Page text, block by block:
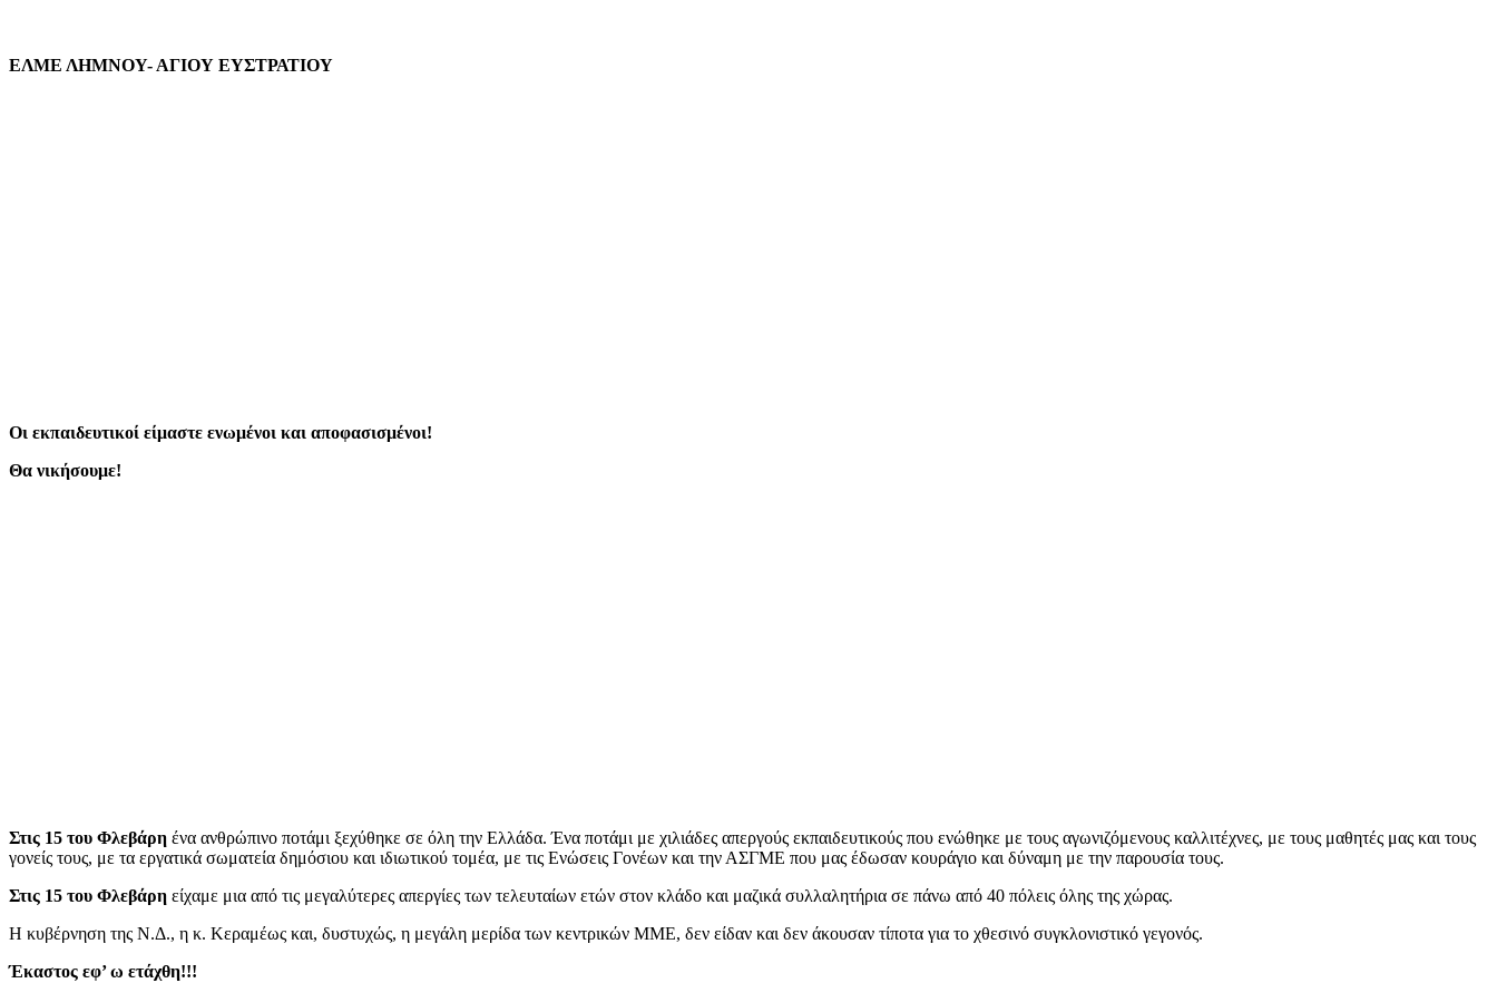
ΕΛΜΕ ΛΗΜΝΟΥ- ΑΓΙΟΥ ΕΥΣΤΡΑΤΙΟΥ
Οι εκπαιδευτικοί είμαστε ενωμένοι και αποφασισμένοι!
Θα νικήσουμε!
Στις 15 του Φλεβάρη ένα ανθρώπινο ποτάμι ξεχύθηκε σε όλη την Ελλάδα. Ένα ποτάμι με χιλιάδες απεργούς εκπαιδευτικούς που ενώθηκε με τους αγωνιζόμενους καλλιτέχνες, με τους μαθητές μας και τους
γονείς τους, με τα εργατικά σωματεία δημόσιου και ιδιωτικού τομέα, με τις Ενώσεις Γονέων και την ΑΣΓΜΕ που μας έδωσαν κουράγιο και δύναμη με την παρουσία τους.
Στις 15 του Φλεβάρη είχαμε μια από τις μεγαλύτερες απεργίες των τελευταίων ετών στον κλάδο και μαζικά συλλαλητήρια σε πάνω από 40 πόλεις όλης της χώρας.
Η κυβέρνηση της Ν.Δ., η κ. Κεραμέως και, δυστυχώς, η μεγάλη μερίδα των κεντρικών ΜΜΕ, δεν είδαν και δεν άκουσαν τίποτα για το χθεσινό συγκλονιστικό γεγονός.
Έκαστος εφ’ ω ετάχθη!!!